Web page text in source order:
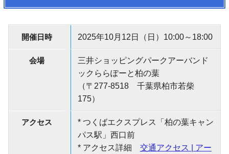
開催日時 2025年10月12日（日）10:00～18:00
会場
三井ショッピングパークアーバンド
ックららぽーと柏の葉
（〒277-8518 千葉県柏市若柴
175）
アクセス
* つくばエクスプレス「柏の葉キャン
パス駅」西口前
* アクセス詳細 交通アクセス | アー